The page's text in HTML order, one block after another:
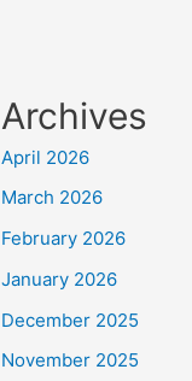
Archives
April 2026
March 2026
February 2026
January 2026
December 2025
November 2025